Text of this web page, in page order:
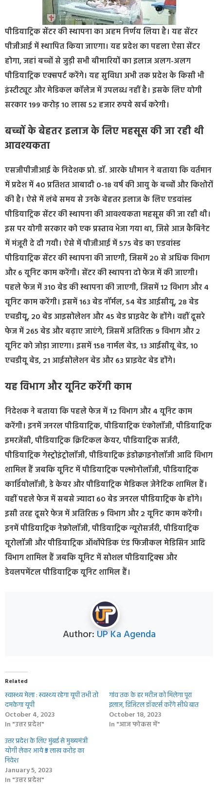
पीडियाट्रिक सेंटर की स्थापना का अहम निर्णय लिया है। यह सेंटर
पीजीआई में स्थापित किया जाएगा। यह प्रदेश का पहला ऐसा सेंटर
होगा, जहां बच्चों से जुड़ी सभी बीमारियों का इलाज अलग-अलग
पीडियाट्रिक एक्सपर्ट करेंगे। यह सुविधा अभी तक प्रदेश के किसी भी
इंस्टीट्यूट और मेडिकल कॉलेज में उपलब्ध नहीं है। इसके लिए योगी
सरकार 199 करोड़ 10 लाख 52 हजार रुपये खर्च करेगी।
बच्चों के बेहतर इलाज के लिए महसूस की जा रही थी
आवश्यकता
एसजीपीजीआई के निदेशक प्रो. डॉ. आरके धीमान ने बताया कि वर्तमान
में प्रदेश में 40 प्रतिशत आबादी 0-18 वर्ष की आयु के बच्चों और किशोरों
की है। ऐसे में लंबे समय से उनके बेहतर इलाज के लिए एडवांस्ड
पीडियाट्रिक सेंटर की स्थापना की आवश्यकता महसूस की जा रही थी।
इस पर योगी सरकार को एक प्रस्ताव भेजा गया था, जिसे आज कैबिनेट
में मंजूरी दे दी गयी। ऐसे में पीजीआई में 575 बेड का एडवांस्ड
पीडियाट्रिक सेंटर की स्थापना की जाएगी, जिसमें 20 से अधिक विभाग
और 6 यूनिट काम करेंगी। सेंटर की स्थापना दो फेज में की जाएगी।
पहले फेज में 310 बेड की स्थापना की जाएगी, जिसमें 12 विभाग और 4
यूनिट काम करेंगी। इसमें 163 बेड नॉर्मल, 54 बेड आईसीयू, 28 बेड
एचडीयू, 20 बेड आइसोलेशन और 45 बेड प्राइवेट के होंगे। वहीं दूसरे
फेज में 265 बेड और बढ़ाए जाएंगे, जिसमें अतिरिक्त 9 विभाग और 2
यूनिट को जोड़ा जाएगा। इसमें 158 नार्मल बेड, 13 आईसीयू बेड, 10
एचडीयू बेड, 21 आईसोलेशन बेड और 63 प्राइवेट बेड होंगे।
यह विभाग और यूनिट करेंगी काम
निदेशक ने बताया कि पहले फेज में 12 विभाग और 4 यूनिट काम
करेंगी। इनमें जनरल पीडियाट्रिक, पीडियाट्रिक एंकोलॉजी, पीडियाट्रिक
इमरजेंसी, पीडियाट्रिक क्रिटिकल केयर, पीडियाट्रिक सर्जरी,
पीडियाट्रिक गेस्ट्रोइंट्रोलॉजी, पीडियाट्रिक इंडोक्राइनोलॉजी आदि विभाग
शामिल हैं जबकि यूनिट में पीडियाट्रिक पल्मोनोलॉजी, पीडियाट्रिक
कार्डियोलॉजी, डे केयर और पीडियाट्रिक मेडिकल जेनेटिक शामिल हैं।
वहीं पहले फेज में सबसे ज्यादा 60 बेड जनरल पीडियाट्रिक के होंगे।
इसी तरह दूसरे फेज में अतिरिक्त 9 विभाग और 2 यूनिट काम करेंगी।
इनमें पीडियाट्रिक नेफ्रोलॉजी, पीडियाट्रिक न्यूरोसर्जरी, पीडियाट्रिक
यूरोलॉजी और पीडियाट्रिक ऑर्थोपेडिक एंड फिजीकल मेडिसिन आदि
विभाग शामिल हैं जबकि यूनिट में सोशल पीडियाट्रिक्स और
डेवलपमेंटल पीडियाट्रिक यूनिट शामिल हैं।
Author: UP Ka Agenda
Related
स्वास्थ्य मेला : स्‍वस्‍थ्‍य रहेगा यूपी तभी तो
दमकेगा यूपी
October 4, 2023
In "उत्तर प्रदेश"
गांंव तक के हर मरीज को मिलेगा पूरा
इलाज, डिजिटल डॉक्‍टर्स करेंगे सीधे बात
October 18, 2023
In "आज फोकस में"
उत्तर प्रदेश के लिए मुंबई से मुख्यमंत्री
योगी लेकर आये ₹5 लाख करोड़ का
निवेश
January 5, 2023
In "उत्तर प्रदेश"